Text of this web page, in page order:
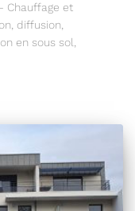
Chauffage et
diffusion,
en sous sol,